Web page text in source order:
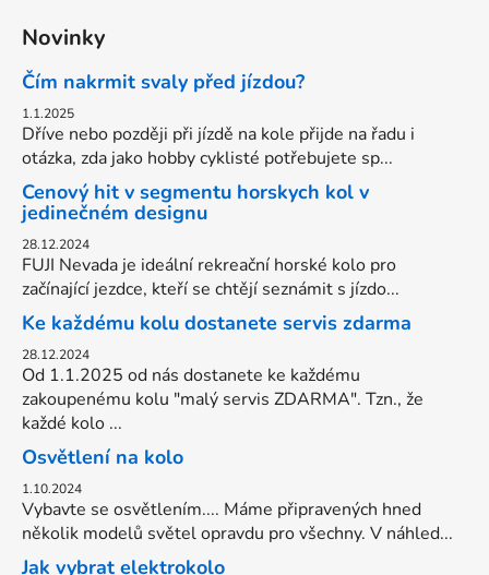
Novinky
Čím nakrmit svaly před jízdou?
1.1.2025
Dříve nebo později při jízdě na kole přijde na řadu i
otázka, zda jako hobby cyklisté potřebujete sp...
Cenový hit v segmentu horskych kol v
jedinečném designu
28.12.2024
FUJI Nevada je ideální rekreační horské kolo pro
začínající jezdce, kteří se chtějí seznámit s jízdo...
Ke každému kolu dostanete servis zdarma
28.12.2024
Od 1.1.2025 od nás dostanete ke každému
zakoupenému kolu "malý servis ZDARMA". Tzn., že
každé kolo ...
Osvětlení na kolo
1.10.2024
Vybavte se osvětlením.... Máme připravených hned
několik modelů světel opravdu pro všechny. V náhled...
Jak vybrat elektrokolo